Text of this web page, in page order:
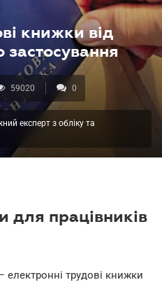
книжки від
59020 0
експерт з обліку та
для працівників
електронні трудові книжки